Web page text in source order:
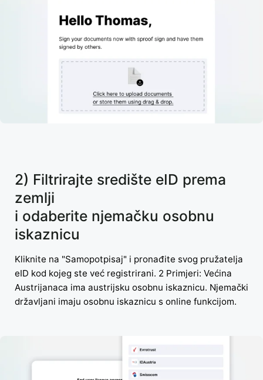
2) Filtrirajte središte eID prema
zemlji
i odaberite njemačku osobnu
iskaznicu
Kliknite na "Samopotpisaj" i pronađite svog pružatelja
eID kod kojeg ste već registrirani. 2 Primjeri: Većina
Austrijanaca ima austrijsku osobnu iskaznicu. Njemački
državljani imaju osobnu iskaznicu s online funkcijom.